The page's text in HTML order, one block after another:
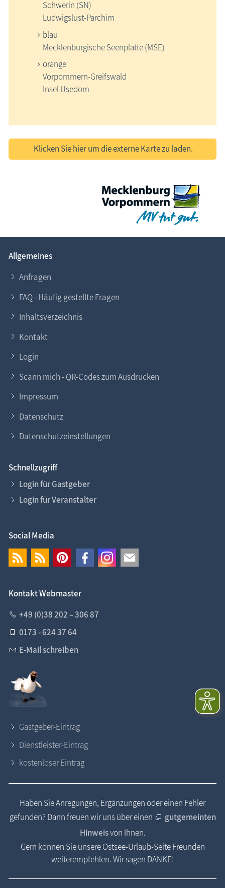
Schwerin (SN)
Ludwigslust-Parchim
blau
Mecklenburgische Seenplatte (MSE)
orange
Vorpommern-Greifswald
Insel Usedom
Klicken Sie hier um die externe Karte zu laden.
Allgemeines
Anfragen
FAQ - Häufig gestellte Fragen
Inhaltsverzeichnis
Kontakt
Login
Scann mich - QR-Codes zum Ausdrucken
Impressum
Datenschutz
Datenschutzeinstellungen
Schnellzugriff
Login für Gastgeber
Login für Veranstalter
Social Media
Kontakt Webmaster
+49 (0)38 202 – 306 87
0173 - 624 37 64
E-Mail schreiben
Gastgeber-Eintrag
Dienstleister-Eintrag
kostenloser Eintrag
Haben Sie Anregungen, Ergänzungen oder einen Fehler
gefunden? Dann freuen wir uns über einen
gutgemeinten
Hinweisvon Ihnen.
Gern können Sie unsere Ostsee-Urlaub-Seite Freunden
weiterempfehlen. Wir sagen DANKE!